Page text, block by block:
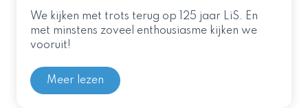
We kijken met trots terug op 125 jaar LiS. En
met minstens zoveel enthousiasme kijken we
vooruit!
Meer lezen